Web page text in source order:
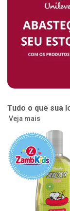
Tudo o que sua
Veja mais